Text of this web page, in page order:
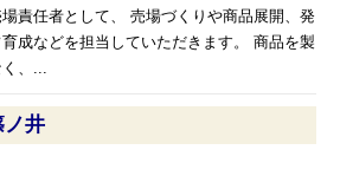
責任者として、 売場づくりや商品展開、発
成などを担当していただきます。 商品を製
、...
ノ井